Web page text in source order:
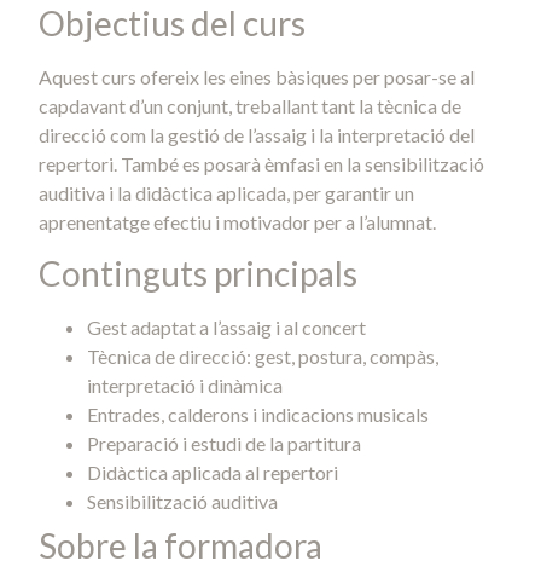
Objectius del curs
Aquest curs ofereix les eines bàsiques per posar-se al
capdavant d’un conjunt, treballant tant la tècnica de
direcció com la gestió de l’assaig i la interpretació del
repertori. També es posarà èmfasi en la sensibilització
auditiva i la didàctica aplicada, per garantir un
aprenentatge efectiu i motivador per a l’alumnat.
Continguts principals
Gest adaptat a l’assaig i al concert
Tècnica de direcció: gest, postura, compàs,
interpretació i dinàmica
Entrades, calderons i indicacions musicals
Preparació i estudi de la partitura
Didàctica aplicada al repertori
Sensibilització auditiva
Sobre la formadora